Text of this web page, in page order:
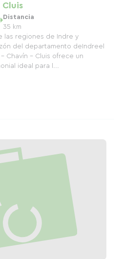
Cluis
Distancia
35 km
las regiones de Indre y
del departamento deIndreel
Chavín - Cluis ofrece un
ideal para l...